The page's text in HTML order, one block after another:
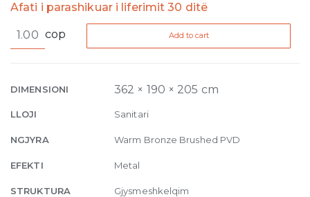
Afati i parashikuar i liferimit 30 ditë
316
Basin
Trame,
without
726
Warm
cop Add to cart
DIMENSIONI 362 × 190 × 205 cm
LLOJI Sanitari
NGJYRA Warm Bronze Brushed PVD
EFEKTI Metal
STRUKTURA Gjysmeshkelqim